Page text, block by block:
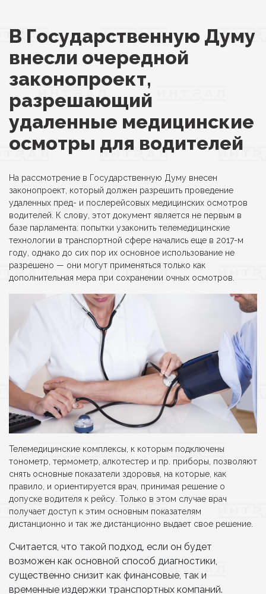
В Государственную Думу
внесли очередной
законопроект,
разрешающий
удаленные медицинские
осмотры для водителей
На рассмотрение в Государственную Думу внесен
законопроект, который должен разрешить проведение
удаленных пред- и послерейсовых медицинских осмотров
водителей. К слову, этот документ является не первым в
базе парламента: попытки узаконить телемедицинские
технологии в транспортной сфере начались еще в 2017-м
году, однако до сих пор их основное использование не
разрешено — они могут применяться только как
дополнительная мера при сохранении очных осмотров.
Телемедицинские комплексы, к которым подключены
тонометр, термометр, алкотестер и пр. приборы, позволяют
снять основные показатели здоровья, на которые, как
правило, и ориентируется врач, принимая решение о
допуске водителя к рейсу. Только в этом случае врач
получает доступ к этим основным показателям
дистанционно и так же дистанционно выдает свое решение.
Cчитается, что такой подход, если он будет
возможен как основной способ диагностики,
существенно снизит как финансовые, так и
временные издержки транспортных компаний.